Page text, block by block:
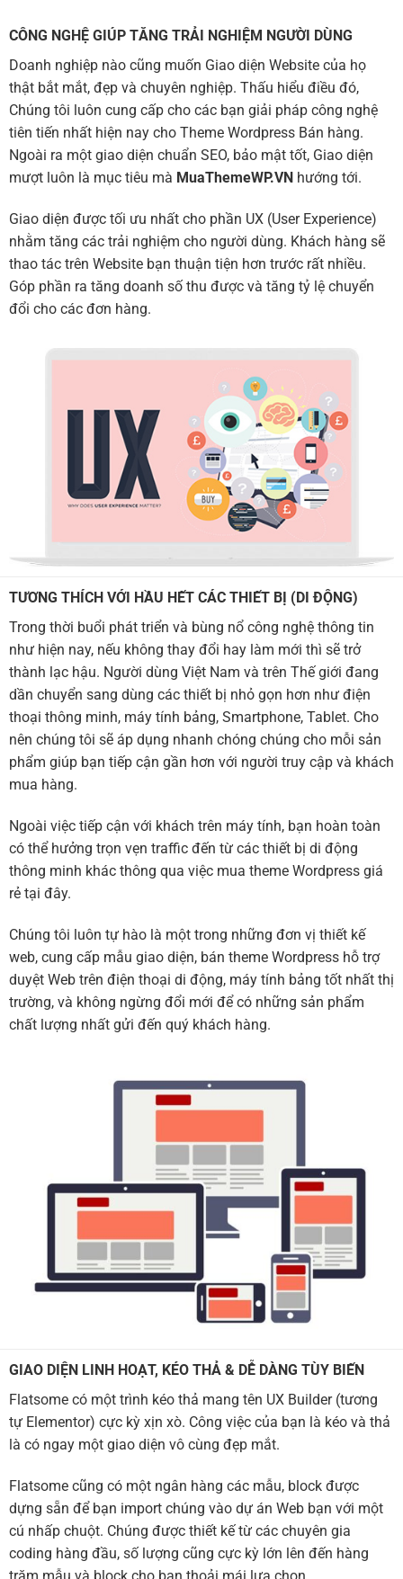
CÔNG NGHỆ GIÚP TĂNG TRẢI NGHIỆM NGƯỜI DÙNG
Doanh nghiệp nào cũng muốn Giao diện Website của họ
thật bắt mắt, đẹp và chuyên nghiệp. Thấu hiểu điều đó,
Chúng tôi luôn cung cấp cho các bạn giải pháp công nghệ
tiên tiến nhất hiện nay cho Theme Wordpress Bán hàng.
Ngoài ra một giao diện chuẩn SEO, bảo mật tốt, Giao diện
mượt luôn là mục tiêu mà MuaThemeWP.VN hướng tới.
Giao diện được tối ưu nhất cho phần UX (User Experience)
nhằm tăng các trải nghiệm cho người dùng. Khách hàng sẽ
thao tác trên Website bạn thuận tiện hơn trước rất nhiều.
Góp phần ra tăng doanh số thu được và tăng tỷ lệ chuyển
đổi cho các đơn hàng.
TƯƠNG THÍCH VỚI HẦU HẾT CÁC THIẾT BỊ (DI ĐỘNG)
Trong thời buổi phát triển và bùng nổ công nghệ thông tin
như hiện nay, nếu không thay đổi hay làm mới thì sẽ trở
thành lạc hậu. Người dùng Việt Nam và trên Thế giới đang
dần chuyển sang dùng các thiết bị nhỏ gọn hơn như điện
thoại thông minh, máy tính bảng, Smartphone, Tablet. Cho
nên chúng tôi sẽ áp dụng nhanh chóng chúng cho mỗi sản
phẩm giúp bạn tiếp cận gần hơn với người truy cập và khách
mua hàng.
Ngoài việc tiếp cận với khách trên máy tính, bạn hoàn toàn
có thể hưởng trọn vẹn traffic đến từ các thiết bị di động
thông minh khác thông qua việc mua theme Wordpress giá
rẻ tại đây.
Chúng tôi luôn tự hào là một trong những đơn vị thiết kế
web, cung cấp mẫu giao diện, bán theme Wordpress hỗ trợ
duyệt Web trên điện thoại di động, máy tính bảng tốt nhất thị
trường, và không ngừng đổi mới để có những sản phẩm
chất lượng nhất gửi đến quý khách hàng.
GIAO DIỆN LINH HOẠT, KÉO THẢ & DỄ DÀNG TÙY BIẾN
Flatsome có một trình kéo thả mang tên UX Builder (tương
tự Elementor) cực kỳ xịn xò. Công việc của bạn là kéo và thả
là có ngay một giao diện vô cùng đẹp mắt.
Flatsome cũng có một ngân hàng các mẫu, block được
dựng sẵn để bạn import chúng vào dự án Web bạn với một
cú nhấp chuột. Chúng được thiết kế từ các chuyên gia
coding hàng đầu, số lượng cũng cực kỳ lớn lên đến hàng
trăm mẫu và block cho bạn thoải mái lựa chọn.